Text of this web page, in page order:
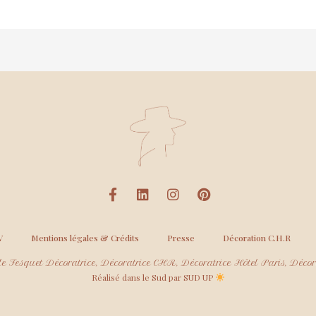
Mentions légales & Crédits Presse Décoration C.H.R
Fesquet Décoratrice, Décoratrice CHR, Décoratrice Hôtel Paris,
Réalisé dans le Sud par SUD UP